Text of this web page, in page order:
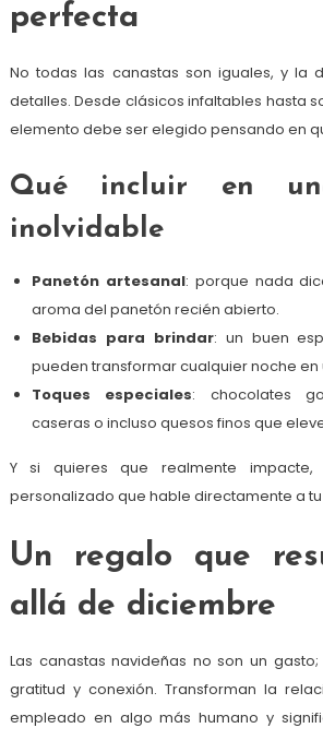
perfecta
No todas las canastas son iguales, y la
detalles. Desde clásicos infaltables hasta
elemento debe ser elegido pensando en
Qué incluir en
inolvidable
Panetón artesanal: porque nada
aroma del panetón recién abierto.
Bebidas para brindar: un buen
pueden transformar cualquier noche
Toques especiales: chocolates
caseras o incluso quesos finos que
Y si quieres que realmente impacte,
personalizado que hable directamente a
Un regalo que
allá de diciembre
Las canastas navideñas no son un
gratitud y conexión. Transforman la
empleado en algo más humano y